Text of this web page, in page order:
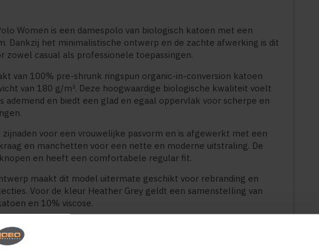
Women is een damespolo van biologisch katoen met een
Dankzij het minimalistische ontwerp en de zachte afwerking is dit
zowel casual als professionele toepassingen.
van 100% pre-shrunk ringspun organic-in-conversion katoen
van 180 g/m². Deze hoogwaardige biologische kwaliteit voelt
ademend en biedt een glad en egaal oppervlak voor scherpe en
voor een vrouwelijke pasvorm en is afgewerkt met een
en manchetten voor een nette en moderne uitstraling. De
en heeft een comfortabele regular fit.
maakt dit model uitermate geschikt voor rebranding en
Voor de kleur Heather Grey geldt een samenstelling van
en 10% viscose.